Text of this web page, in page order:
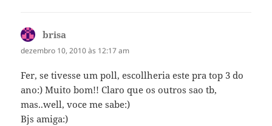
brisa
dezembro 10, 2010 às 12:17 am
Fer, se tivesse um poll, escollheria este pra top 3 do
ano:) Muito bom!! Claro que os outros sao tb,
mas..well, voce me sabe:)
Bjs amiga:)